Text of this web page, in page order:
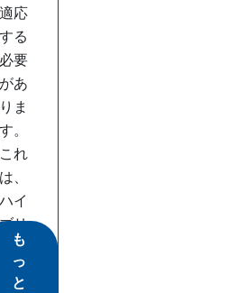
適応
する
必要
があ
りま
す。
これ
は、
ハイ
リ
ッド...
も
っ
と